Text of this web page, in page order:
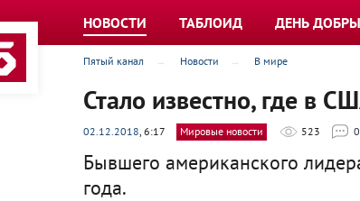
НОВОСТИ ТАБЛОИД ДЕНЬ
Пятый канал Новости В мире
Стало известно, где в
02.12.2018, 6:17 Мировые новости 523 0
Бывшего американского
года.